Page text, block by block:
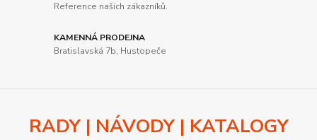
Reference našich zákazníků.
KAMENNÁ PRODEJNA
Bratislavská 7b, Hustopeče
RADY | NÁVODY | KATALOGY